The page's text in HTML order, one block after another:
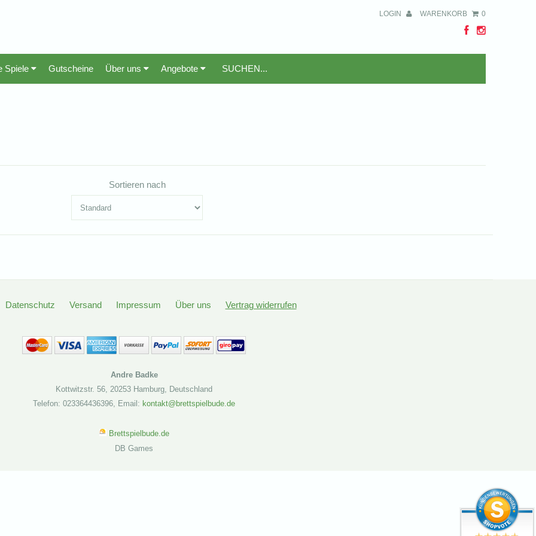
LOGIN WARENKORB 0
Spiele Gutscheine Über uns Angebote
Sortieren nach
Datenschutz Versand Impressum Über uns Vertrag widerrufen
Andre Badke
Kottwitzstr. 56, 20253 Hamburg, Deutschland
Telefon: 023364436396, Email: kontakt@brettspielbude.de
Brettspielbude.de
DB Games